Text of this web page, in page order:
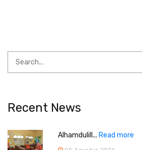
Recent News
Alhamdulill... Read more